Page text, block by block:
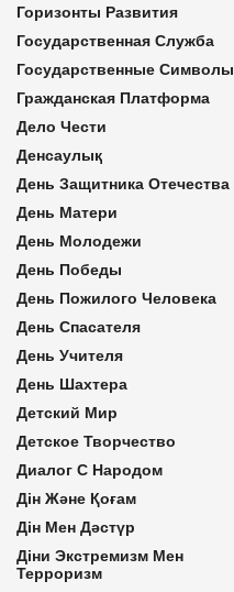
Горизонты Развития
Государственная Служба
Государственные Символы
Гражданская Платформа
Дело Чести
Денсаулық
День Защитника Отечества
День Матери
День Молодежи
День Победы
День Пожилого Человека
День Спасателя
День Учителя
День Шахтера
Детский Мир
Детское Творчество
Диалог С Народом
Дін Және Қоғам
Дін Мен Дәстүр
Діни Экстремизм Мен
Терроризм